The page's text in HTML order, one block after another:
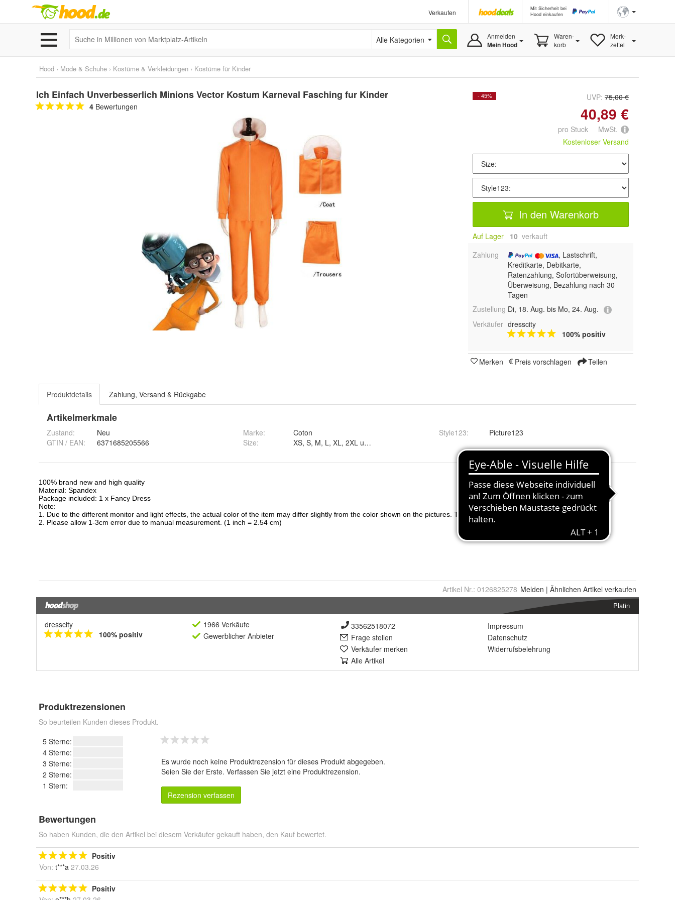
Verkaufen
Mit Sicherheit bei
Hood einkaufen
Alle Kategorien Anmelden
Mein Hood
Waren-
korb
Merk-
zettel
Hood › Mode & Schuhe › Kostüme & Verkleidungen › Kostüme für Kinder
Ich Einfach Unverbesserlich Minions Vector Kostum Karneval Fasching fur Kinder
4 Bewertungen
- 45% UVP: 75,00 €
40,89 €
pro Stuck MwSt.
Kostenloser Versand
In den Warenkorb
Auf Lager 10 verkauft
Zahlung
, Lastschrift,
Kreditkarte, Debitkarte,
Ratenzahlung, Sofortüberweisung,
Überweisung, Bezahlung nach 30
Tagen
Zustellung Di, 18. Aug. bis Mo, 24. Aug.
Verkäufer dresscity
100% positiv
Merken Preis vorschlagen Teilen
Produktdetails Zahlung, Versand & Rückgabe
Artikelmerkmale
Zustand:
Neu
GTIN / EAN:
6371685205566
Marke:
Coton
Size:
Style123: Picture123
Artikel Nr.: 0126825278 Melden | Ähnlichen Artikel verkaufen
Platin
dresscity
100% positiv
1966 Verkäufe
Gewerblicher Anbieter
33562518072
Frage stellen
Verkäufer merken
Alle Artikel
Impressum
Datenschutz
Widerrufsbelehrung
Produktrezensionen
So beurteilen Kunden dieses Produkt.
5 Sterne:
4 Sterne:
3 Sterne:
2 Sterne:
1 Stern:
Es wurde noch keine Produktrezension für dieses Produkt abgegeben.
Seien Sie der Erste. Verfassen Sie jetzt eine Produktrezension.
Rezension verfassen
Bewertungen
So haben Kunden, die den Artikel bei diesem Verkäufer gekauft haben, den Kauf bewertet.
Positiv
Von: t***a 27.03.26
Positiv